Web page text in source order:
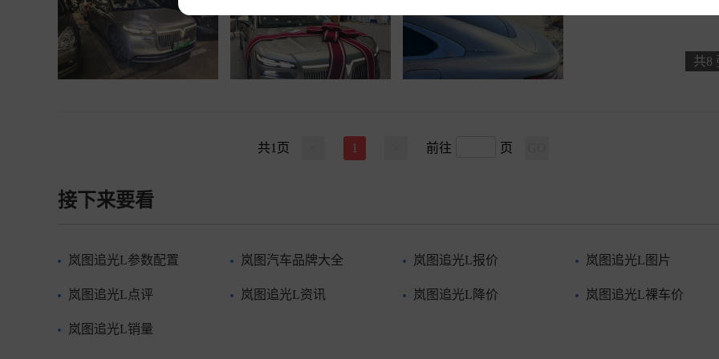
共8
共1 页 1 前往 页
接下来要看
岚图追光L参数配置 岚图汽车品牌大全 岚图追光L报价 岚图追光L图片
岚图追光L点评 岚图追光L资讯 岚图追光L降价 岚图追光L裸车价
岚图追光L销量